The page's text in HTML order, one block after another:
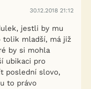
30.12.2018 21:12
jestli by mu
tolik mladší, má již
by si mohla
ubikaci pro
poslední slovo,
to právo